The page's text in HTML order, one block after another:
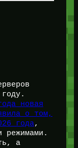
новая
о том,
года,
режимами.
а